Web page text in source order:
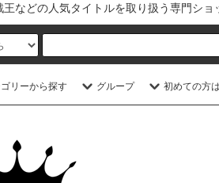
などの人気タイトルを取り扱う専門シ
リーから探す グループ 初めての方